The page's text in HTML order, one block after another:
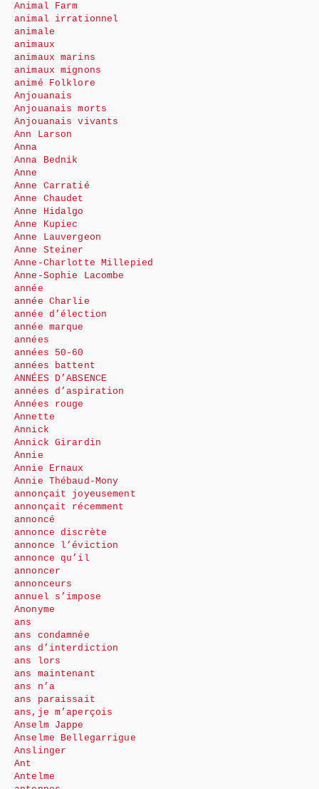
Animal Farm
animal irrationnel
animale
animaux
animaux marins
animaux mignons
animé Folklore
Anjouanais
Anjouanais morts
Anjouanais vivants
Ann Larson
Anna
Anna Bednik
Anne
Anne Carratié
Anne Chaudet
Anne Hidalgo
Anne Kupiec
Anne Lauvergeon
Anne Steiner
Anne-Charlotte Millepied
Anne-Sophie Lacombe
année
année Charlie
année d’élection
année marque
années
années 50-60
années battent
ANNÉES D’ABSENCE
années d’aspiration
Années rouge
Annette
Annick
Annick Girardin
Annie
Annie Ernaux
Annie Thébaud-Mony
annonçait joyeusement
annonçait récemment
annoncé
annonce discrète
annonce l’éviction
annonce qu’il
annoncer
annonceurs
annuel s’impose
Anonyme
ans
ans condamnée
ans d’interdiction
ans lors
ans maintenant
ans n’a
ans paraissait
ans,je m’aperçois
Anselm Jappe
Anselme Bellegarrigue
Anslinger
Ant
Antelme